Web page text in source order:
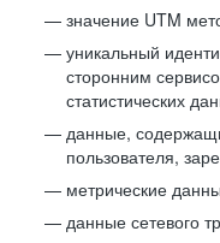
значение UTM
уникальный
сторонним
статистических
данные,
пользователя,
метрические
данные сетевого